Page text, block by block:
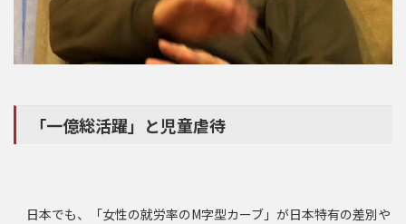
「一億総活躍」と児童虐待
日本でも、「女性の就労率のM字型カーブ」が日本特有の差別や